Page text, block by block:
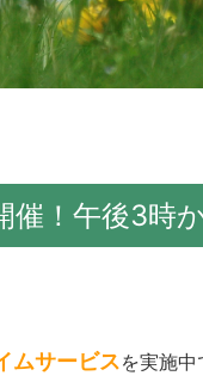
催！午後3時
ムサービスを実施中